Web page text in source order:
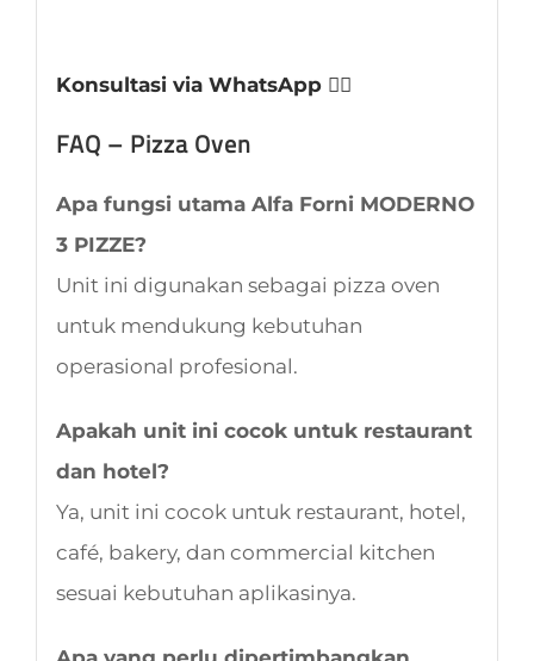
Konsultasi via WhatsApp 👈🏻
FAQ – Pizza Oven
Apa fungsi utama Alfa Forni MODERNO
3 PIZZE?
Unit ini digunakan sebagai pizza oven
untuk mendukung kebutuhan
operasional profesional.
Apakah unit ini cocok untuk restaurant
dan hotel?
Ya, unit ini cocok untuk restaurant, hotel,
café, bakery, dan commercial kitchen
sesuai kebutuhan aplikasinya.